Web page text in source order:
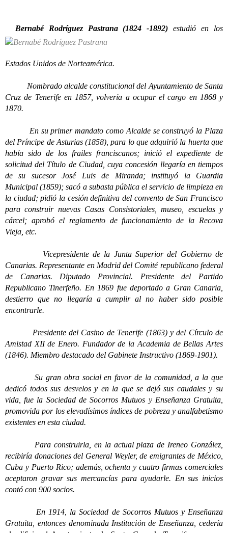
Bernabé Rodríguez Pastrana (1824 -1892) estudió en los
Estados Unidos de Norteamérica.
Nombrado alcalde constitucional del Ayuntamiento de Santa
Cruz de Tenerife en 1857, volvería a ocupar el cargo en 1868 y
1870.
En su primer mandato como Alcalde se construyó la Plaza
del Príncipe de Asturias (1858), para lo que adquirió la huerta que
había sido de los frailes franciscanos; inició el expediente de
solicitud del Título de Ciudad, cuya concesión llegaría en tiempos
de su sucesor José Luis de Miranda; instituyó la Guardia
Municipal (1859); sacó a subasta pública el servicio de limpieza en
la ciudad; pidió la cesión definitiva del convento de San Francisco
para construir nuevas Casas Consistoriales, museo, escuelas y
cárcel; aprobó el reglamento de funcionamiento de la Recova
Vieja, etc.
Vicepresidente de la Junta Superior del Gobierno de
Canarias. Representante en Madrid del Comité republicano federal
de Canarias. Diputado Provincial. Presidente del Partido
Republicano Tinerfeño. En 1869 fue deportado a Gran Canaria,
destierro que no llegaría a cumplir al no haber sido posible
encontrarle.
Presidente del Casino de Tenerife (1863) y del Círculo de
Amistad XII de Enero. Fundador de la Academia de Bellas Artes
(1846). Miembro destacado del Gabinete Instructivo (1869-1901).
Su gran obra social en favor de la comunidad, a la que
dedicó todos sus desvelos y en la que se dejó sus caudales y su
vida, fue la Sociedad de Socorros Mutuos y Enseñanza Gratuita,
promovida por los elevadísimos índices de pobreza y analfabetismo
existentes en esta ciudad.
Para construirla, en la actual plaza de Ireneo González,
recibiría donaciones del General Weyler, de emigrantes de México,
Cuba y Puerto Rico; además, ochenta y cuatro firmas comerciales
aceptaron gravar sus mercancías para ayudarle. En sus inicios
contó con 900 socios.
En 1914, la Sociedad de Socorros Mutuos y Enseñanza
Gratuita, entonces denominada Institución de Enseñanza, cedería